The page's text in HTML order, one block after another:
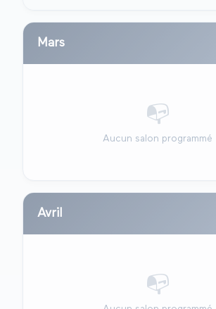
Mars
📭
Aucun salon programmé
Avril
📭